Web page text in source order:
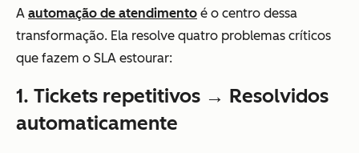
A automação de atendimento é o centro dessa
transformação. Ela resolve quatro problemas críticos
que fazem o SLA estourar:
1. Tickets repetitivos → Resolvidos
automaticamente